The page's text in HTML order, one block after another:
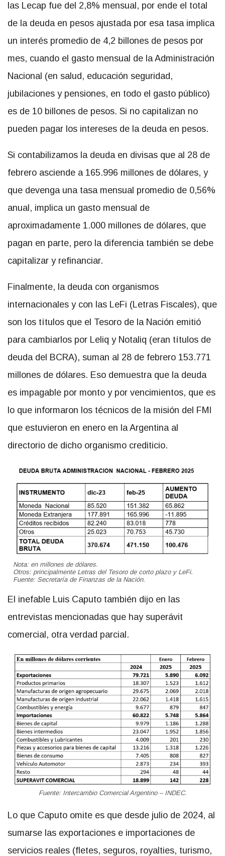
las Lecap fue del 2,8% mensual, por ende el total
de la deuda en pesos ajustada por esa tasa implica
un interés promedio de 4,2 billones de pesos por
mes, cuando el gasto mensual de la Administración
Nacional (en salud, educación seguridad,
jubilaciones y pensiones, en todo el gasto público)
es de 10 billones de pesos. Si no capitalizan no
pueden pagar los intereses de la deuda en pesos.
Si contabilizamos la deuda en divisas que al 28 de
febrero asciende a 165.996 millones de dólares, y
que devenga una tasa mensual promedio de 0,56%
anual, implica un gasto mensual de
aproximadamente 1.000 millones de dólares, que
pagan en parte, pero la diferencia también se debe
capitalizar y refinanciar.
Finalmente, la deuda con organismos
internacionales y con las LeFi (Letras Fiscales), que
son los títulos que el Tesoro de la Nación emitió
para cambiarlos por Leliq y Notaliq (eran títulos de
deuda del BCRA), suman al 28 de febrero 153.771
millones de dólares. Eso demuestra que la deuda
es impagable por monto y por vencimientos, que es
lo que informaron los técnicos de la misión del FMI
que estuvieron en enero en la Argentina al
directorio de dicho organismo crediticio.
Nota: en millones de dólares.
Otros: principalmente Letras del Tesoro de corto plazo y LeFi.
Fuente: Secretaría de Finanzas de la Nación.
El inefable Luis Caputo también dijo en las
entrevistas mencionadas que hay superávit
comercial, otra verdad parcial.
Fuente: Intercambio Comercial Argentino – INDEC.
Lo que Caputo omite es que desde julio de 2024, al
sumarse las exportaciones e importaciones de
servicios reales (fletes, seguros, royalties, turismo,